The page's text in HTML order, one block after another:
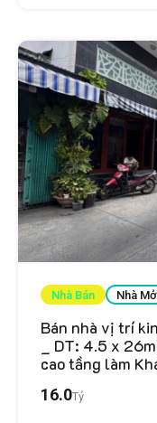
Nhà Bán Nhà Mở
Bán nhà vị trí
_ DT: 4.5 x
cao tầng làm
16.0Tỷ